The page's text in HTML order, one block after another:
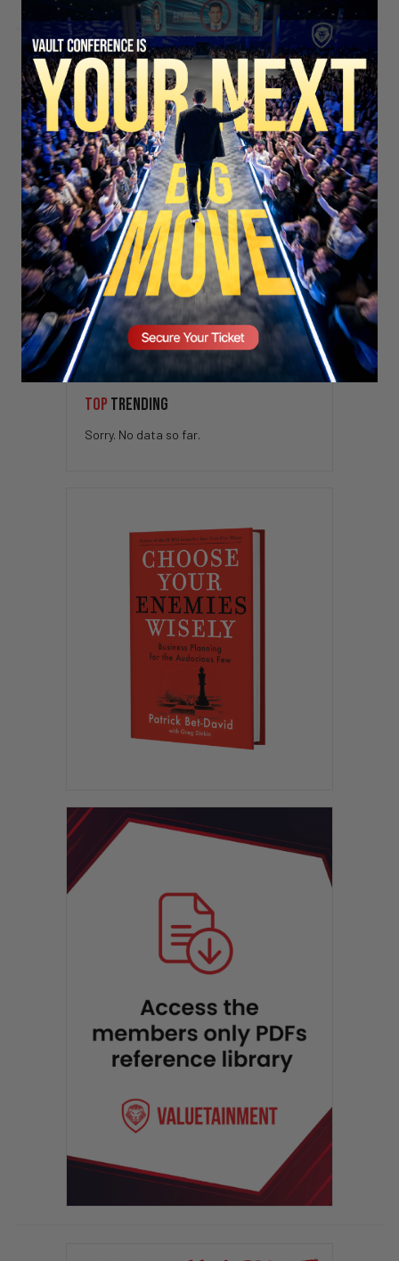
Stay updated!
Sign up here to receive VT's daily
newsletter in your email inbox.
Subscribe
TOP TRENDING
Sorry. No data so far.
SECURE YOUR SEAT